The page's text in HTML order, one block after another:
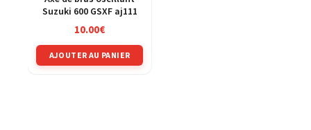
Suzuki 600 GSXF aj111
10.00€
AJOUTER AU PANIER